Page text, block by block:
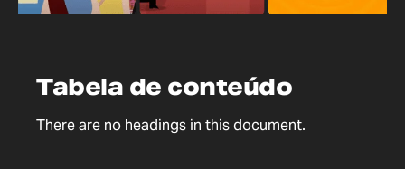
Tabela de conteúdo
There are no headings in this document.